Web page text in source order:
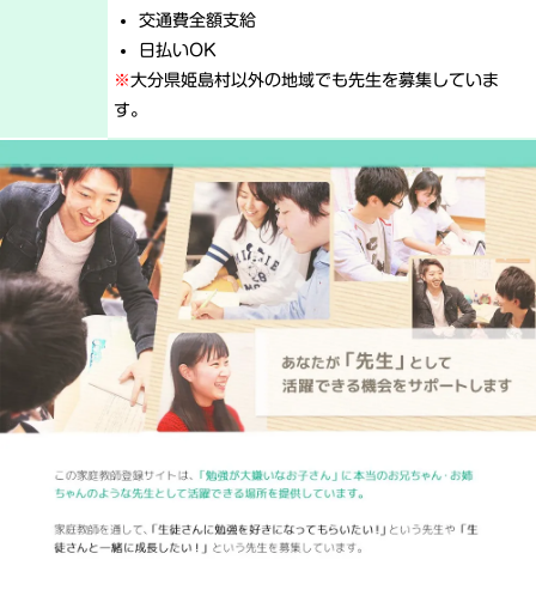
交通費全額支給
日払いOK
※大分県姫島村以外の地域でも先生を募集していま
す。